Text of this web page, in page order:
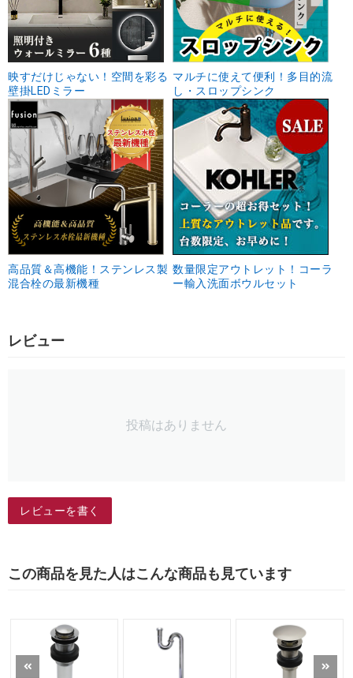
映すだけじゃない！空間を彩る
壁掛LEDミラー
マルチに使えて便利！多目的流
し・スロップシンク
高品質＆高機能！ステンレス製
混合栓の最新機種
数量限定アウトレット！コーラ
ー輸入洗面ボウルセット
レビュー
投稿はありません
レビューを書く
この商品を見た人はこんな商品も見ています